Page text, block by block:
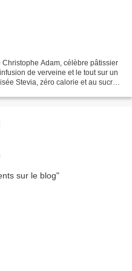
Adam, célèbre pâtissier
de verveine et le tout sur un
Stevia, zéro calorie et au sucre